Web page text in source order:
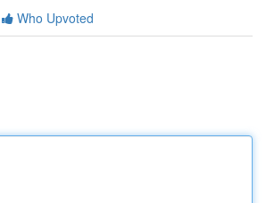
Who Upvoted